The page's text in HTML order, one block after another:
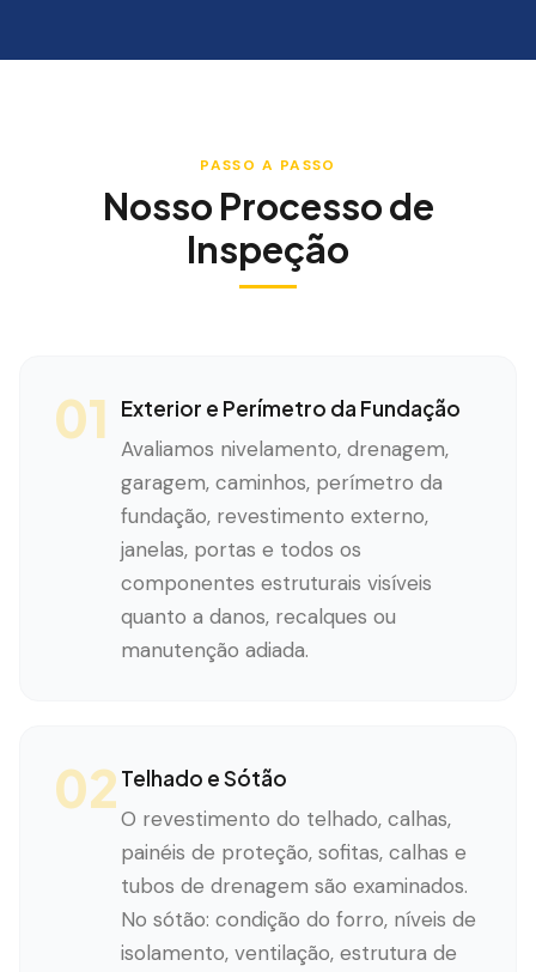
PASSO A PASSO
Nosso Processo de
Inspeção
01
Exterior e Perímetro da Fundação
Avaliamos nivelamento, drenagem,
garagem, caminhos, perímetro da
fundação, revestimento externo,
janelas, portas e todos os
componentes estruturais visíveis
quanto a danos, recalques ou
manutenção adiada.
02 Telhado e Sótão
O revestimento do telhado, calhas,
painéis de proteção, sofitas, calhas e
tubos de drenagem são examinados.
No sótão: condição do forro, níveis de
isolamento, ventilação, estrutura de